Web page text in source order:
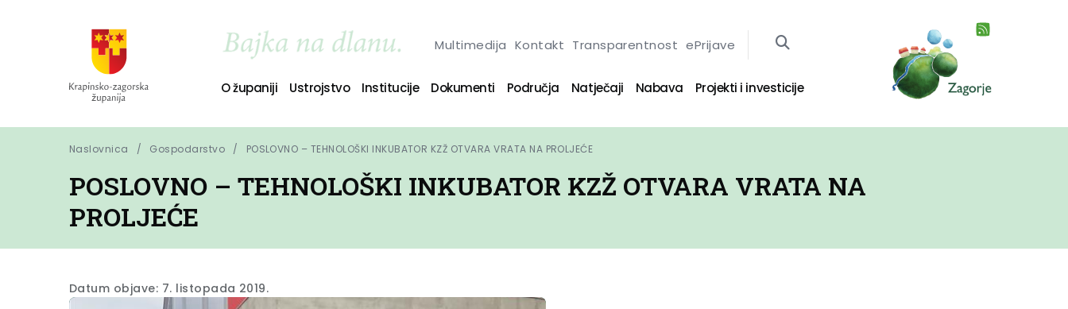
Multimedija Kontakt Transparentnost ePrijave
O županiji Ustrojstvo Institucije Dokumenti Područja Natječaji Nabava Projekti i investicije
Naslovnica Gospodarstvo POSLOVNO – TEHNOLOŠKI INKUBATOR KZŽ OTVARA VRATA NA PROLJEĆE
POSLOVNO – TEHNOLOŠKI INKUBATOR KZŽ OTVARA VRATA NA
PROLJEĆE
Datum objave: 7. listopada 2019.